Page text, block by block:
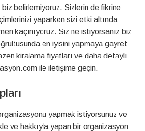
belirlemiyoruz. Sizlerin de fikrine
yaparken sizi etki altında
kaçınıyoruz. Siz ne istiyorsanız biz
en iyisini yapmaya gayret
kiralama fiyatları ve daha detaylı
ile iletişime geçin.
yapmak istiyorsunuz ve
ve hakkıyla yapan bir organizasyon